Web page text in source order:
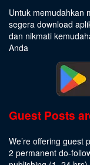
Untuk memudahkan
segera download
dan nikmati
Anda
Guest Posts
We’re offering guest
2 permanent do-